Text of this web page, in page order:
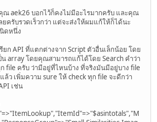
ณ aek26 บอกไว้ก็คงไม่มีอะไรมากครับ และคุณ
ยครับรวดเร็วกว่า แต่จะส่งให้ผมแก้ให้ก็ได้นะ
ดหนึ่ง
ยก API ที่แตกต่างจาก Script ตัวอื่นเล็กน้อย โดย
array โดยคุณสามารถแก้ได้โดย Search คำว่า
file ครับ ว่ามีอยู่ที่ไหนบ้าง ที่จริงมันมีอยู่บาง file
ว เพิ่มความ sure ให้ check ทุก file จะดีกว่า
เช่น